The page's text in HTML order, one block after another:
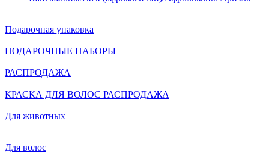
Подарочная упаковка
ПОДАРОЧНЫЕ НАБОРЫ
РАСПРОДАЖА
КРАСКА ДЛЯ ВОЛОС РАСПРОДАЖА
Для животных
Для волос